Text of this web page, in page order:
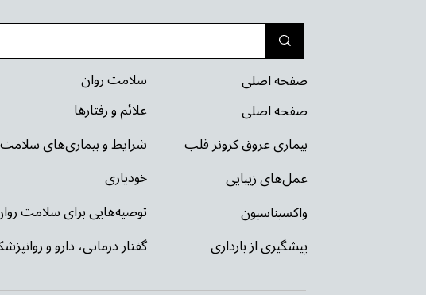
سلامت روان
علائم و رفتارها
شرایط و بیماری‌های
خودیاری
توصیه‌‌هایی برای سلامت
گفتار درمانی، دارو و
صفحه اصلی
صفحه اصلی
بیماری عروق کرونر قلب
عمل‌های زیبایی
واکسیناسیون
پیشگیری از بارداری